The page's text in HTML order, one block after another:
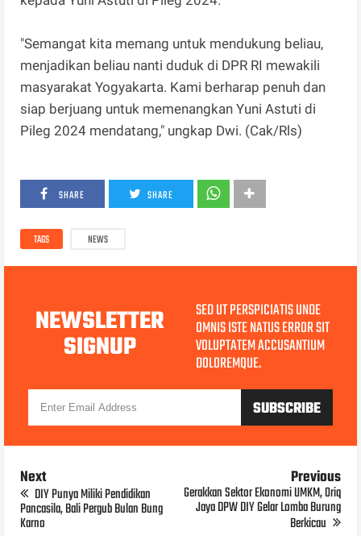
"Semangat kita memang untuk mendukung beliau,
menjadikan beliau nanti duduk di DPR RI mewakili
masyarakat Yogyakarta. Kami berharap penuh dan
siap berjuang untuk memenangkan Yuni Astuti di
Pileg 2024 mendatang," ungkap Dwi. (Cak/Rls)
SHARE SHARE
TAGS NEWS
NEWSLETTER
SIGNUP
SED UT PERSPICIATIS UNDE
OMNIS ISTE NATUS ERROR SIT
VOLUPTATEM ACCUSANTIUM
DOLOREMQUE.
Next
DIY Punya Miliki Pendidikan
Pancasila, Bali Pergub Bulan Bung
Karno
Previous
Gerakkan Sektor Ekonomi UMKM, Oriq
Jaya DPW DIY Gelar Lomba Burung
Berkicau